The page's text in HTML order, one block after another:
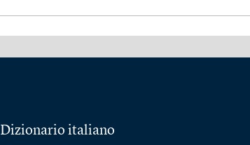
Dizionario italiano